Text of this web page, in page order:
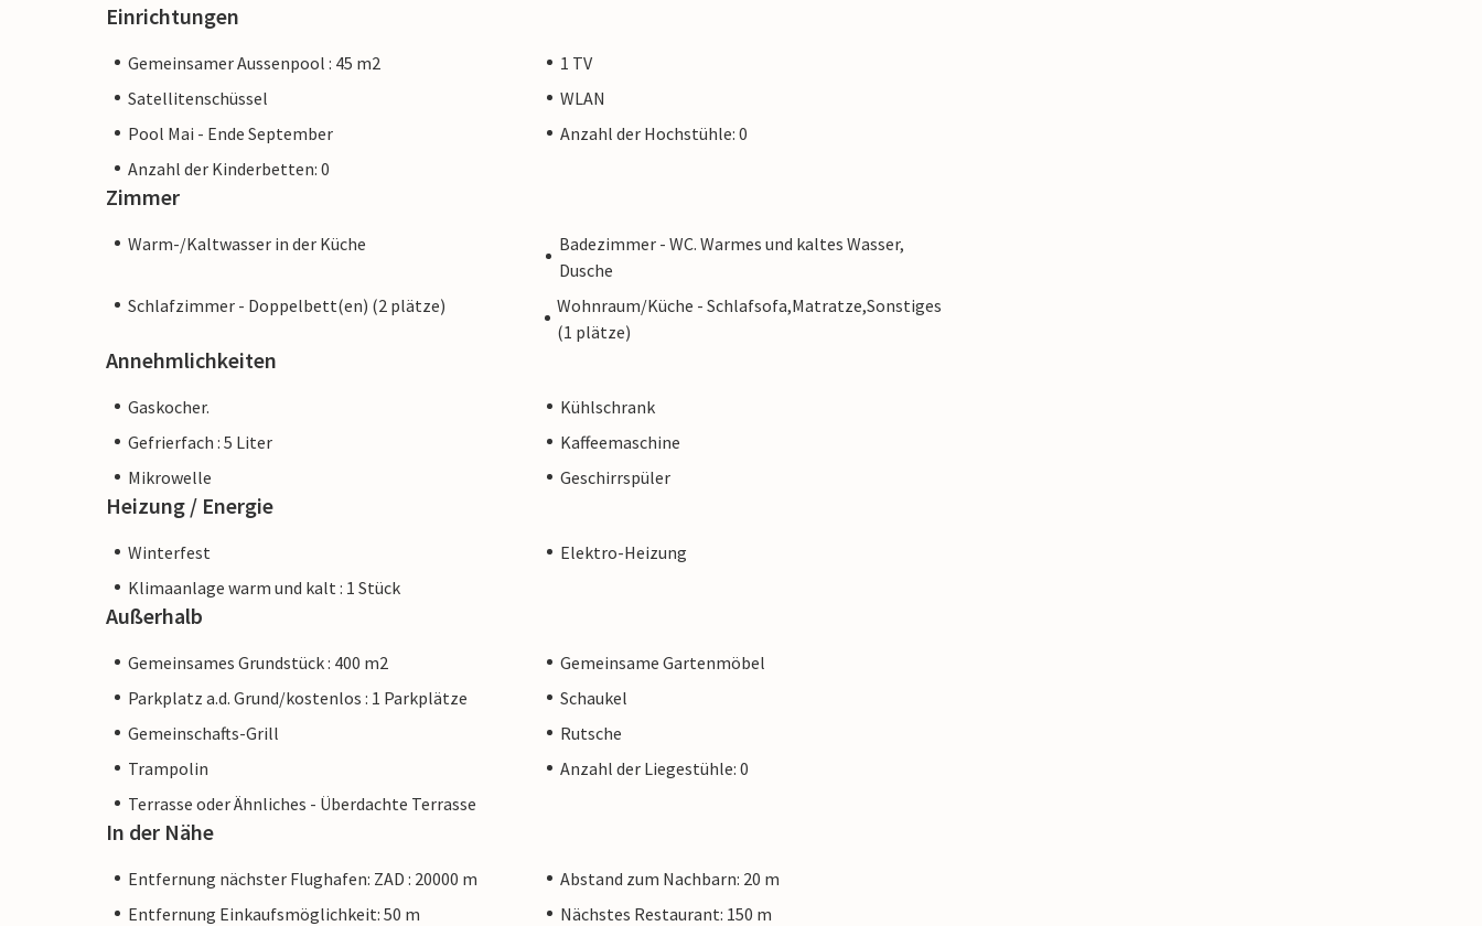
Einrichtungen
Gemeinsamer Aussenpool : 45 m2
1 TV
Satellitenschüssel
WLAN
Pool Mai - Ende September
Anzahl der Hochstühle: 0
Anzahl der Kinderbetten: 0
Zimmer
Warm-/Kaltwasser in der Küche
Badezimmer - WC. Warmes und kaltes Wasser,
Dusche
Schlafzimmer - Doppelbett(en) (2 plätze)
Wohnraum/Küche - Schlafsofa,Matratze,Sonstiges
(1 plätze)
Annehmlichkeiten
Gaskocher.
Kühlschrank
Gefrierfach : 5 Liter
Kaffeemaschine
Mikrowelle
Geschirrspüler
Heizung / Energie
Winterfest
Elektro-Heizung
Klimaanlage warm und kalt : 1 Stück
Außerhalb
Gemeinsames Grundstück : 400 m2
Gemeinsame Gartenmöbel
Parkplatz a.d. Grund/kostenlos : 1 Parkplätze
Schaukel
Gemeinschafts-Grill
Rutsche
Trampolin
Anzahl der Liegestühle: 0
Terrasse oder Ähnliches - Überdachte Terrasse
In der Nähe
Entfernung nächster Flughafen: ZAD : 20000 m
Abstand zum Nachbarn: 20 m
Entfernung Einkaufsmöglichkeit: 50 m
Nächstes Restaurant: 150 m